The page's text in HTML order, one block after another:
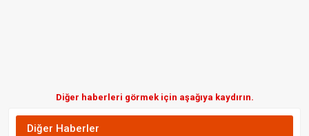
Diğer haberleri görmek için aşağıya kaydırın.
Diğer Haberler